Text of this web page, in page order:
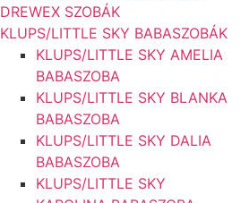
DREWEX SZOBÁK
KLUPS/LITTLE SKY BABASZOBÁK
KLUPS/LITTLE SKY AMELIA
BABASZOBA
KLUPS/LITTLE SKY BLANKA
BABASZOBA
KLUPS/LITTLE SKY DALIA
BABASZOBA
KLUPS/LITTLE SKY